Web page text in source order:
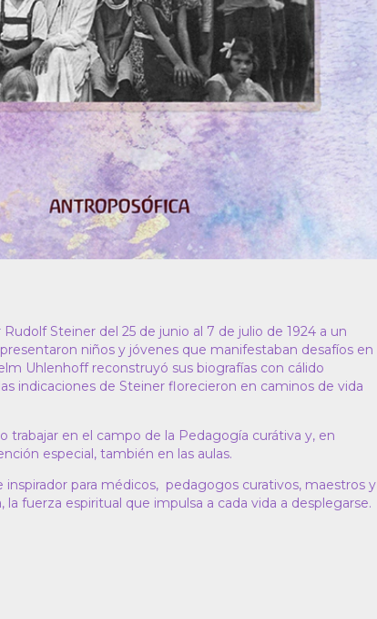
Steiner del 25 de junio al 7 de julio de 1924 a un
niños y jóvenes que manifestaban desafíos en
Uhlenhoff reconstruyó sus biografías con cálido
indicaciones de Steiner florecieron en caminos de vida
en el campo de la Pedagogía curátiva y, en
especial, también en las aulas.
para médicos, pedagogos curativos, maestros y
fuerza espiritual que impulsa a cada vida a desplegarse.